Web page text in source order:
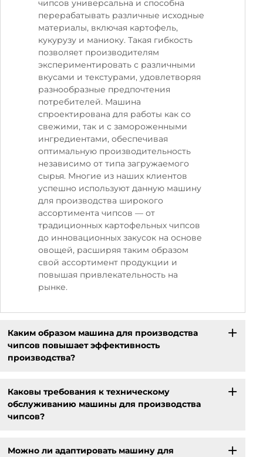
чипсов универсальна и способна
перерабатывать различные исходные
материалы, включая картофель,
кукурузу и маниоку. Такая гибкость
позволяет производителям
экспериментировать с различными
вкусами и текстурами, удовлетворяя
разнообразные предпочтения
потребителей. Машина
спроектирована для работы как со
свежими, так и с замороженными
ингредиентами, обеспечивая
оптимальную производительность
независимо от типа загружаемого
сырья. Многие из наших клиентов
успешно используют данную машину
для производства широкого
ассортимента чипсов — от
традиционных картофельных чипсов
до инновационных закусок на основе
овощей, расширяя таким образом
свой ассортимент продукции и
повышая привлекательность на
рынке.
Каким образом машина для производства
чипсов повышает эффективность
производства?
Каковы требования к техническому
обслуживанию машины для производства
чипсов?
Можно ли адаптировать машину для